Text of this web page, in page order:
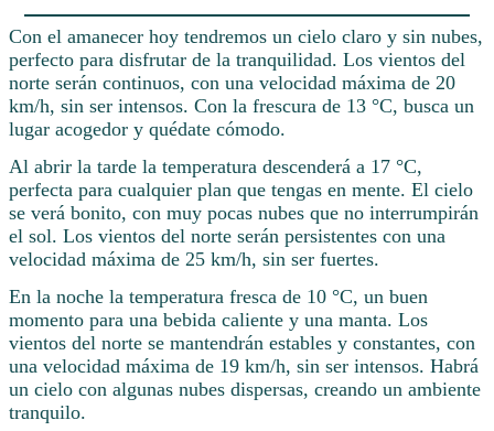
Con el amanecer hoy tendremos un cielo claro y sin nubes,
perfecto para disfrutar de la tranquilidad. Los vientos del
norte serán continuos, con una velocidad máxima de 20
km/h, sin ser intensos. Con la frescura de 13 °C, busca un
lugar acogedor y quédate cómodo.
Al abrir la tarde la temperatura descenderá a 17 °C,
perfecta para cualquier plan que tengas en mente. El cielo
se verá bonito, con muy pocas nubes que no interrumpirán
el sol. Los vientos del norte serán persistentes con una
velocidad máxima de 25 km/h, sin ser fuertes.
En la noche la temperatura fresca de 10 °C, un buen
momento para una bebida caliente y una manta. Los
vientos del norte se mantendrán estables y constantes, con
una velocidad máxima de 19 km/h, sin ser intensos. Habrá
un cielo con algunas nubes dispersas, creando un ambiente
tranquilo.